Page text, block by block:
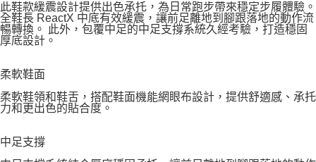
此鞋款緩震設計提供出色承托，為日常跑步帶來穩定步履體驗。
全鞋長 ReactX 中底有效緩震，讓前足離地到腳跟落地的動作流
暢轉換。 此外，包覆中足的中足支撐系統久經考驗，打造穩固
厚底設計。
柔軟鞋面
柔軟鞋領和鞋舌，搭配鞋面機能網眼布設計，提供舒適感、承托
力和更出色的貼合度。
中足支撐